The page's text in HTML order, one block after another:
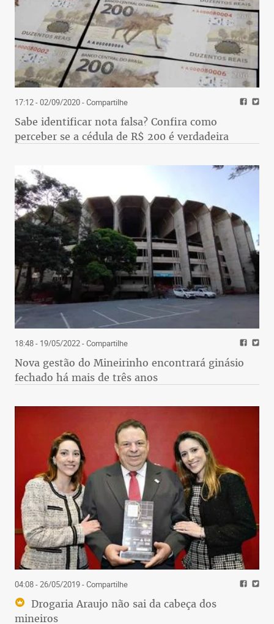
17:12 - 02/09/2020- Compartilhe
Sabe identificar nota falsa? Confira como
perceber se a cédula de R$ 200 é verdadeira
18:48 - 19/05/2022- Compartilhe
Nova gestão do Mineirinho encontrará ginásio
fechado há mais de três anos
04:08 - 26/05/2019- Compartilhe
Drogaria Araujo não sai da cabeça dos
mineiros